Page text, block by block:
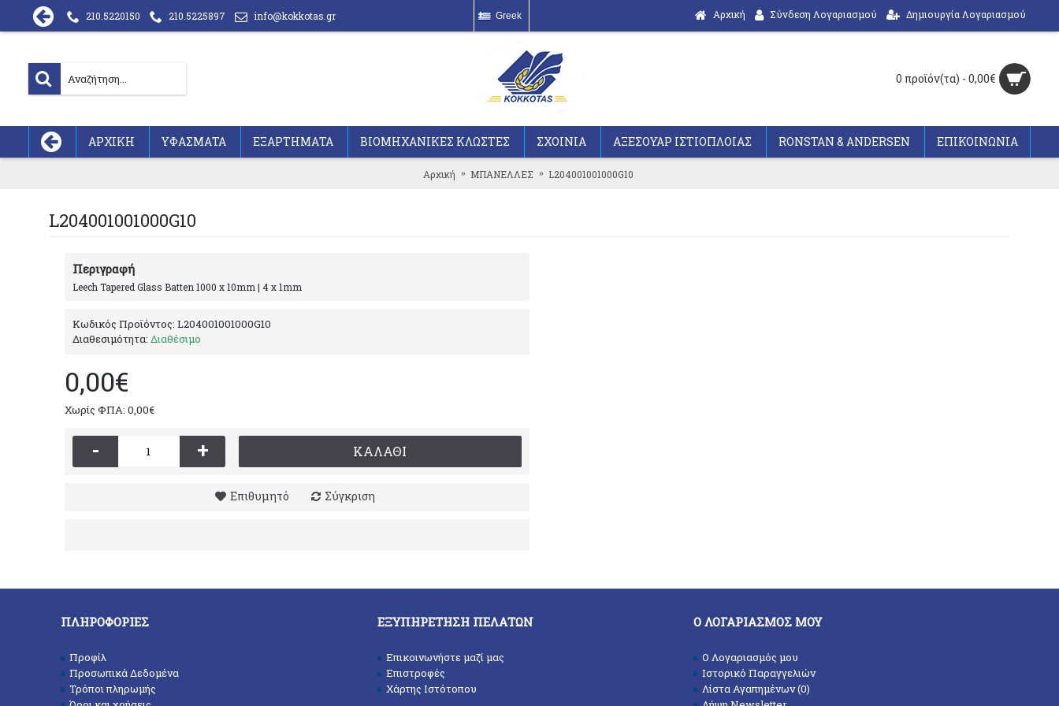
210.5220150 210.5225897 info@kokkotas.gr Greek Αρχική Σύνδεση Λογαριασμού Δημιουργία Λογαριασμού
0 προϊόν(τα) - 0,00€
ΑΡΧΙΚΗ ΥΦΑΣΜΑΤΑ ΕΞΑΡΤΗΜΑΤΑ ΒΙΟΜΗΧΑΝΙΚΕΣ ΚΛΩΣΤΕΣ ΣΧΟΙΝΙΑ ΑΞΕΣΟΥΑΡ ΙΣΤΙΟΠΛΟΙΑΣ RONSTAN & ANDERSEN ΕΠΙΚΟΙΝΩΝΙΑ
Αρχική ΜΠΑΝΕΛΛΕΣ L204001001000G10
L204001001000G10
Περιγραφή
Leech Tapered Glass Batten 1000 x 10mm | 4 x 1mm
Κωδικός Προϊόντος: L204001001000G10
Διαθεσιμότητα: Διαθέσιμο
0,00€
Χωρίς ΦΠΑ: 0,00€
- + ΚΑΛΆΘΙ
Επιθυμητό Σύγκριση
ΠΛΗΡΟΦΟΡΊΕΣ
Προφίλ
Προσωπικά Δεδομένα
Τρόποι πληρωμής
ΕΞΥΠΗΡΈΤΗΣΗ ΠΕΛΑΤΏΝ
Επικοινωνήστε μαζί μας
Επιστροφές
Χάρτης Ιστότοπου
Ο ΛΟΓΑΡΙΑΣΜΌΣ ΜΟΥ
O Λογαριασμός μου
Ιστορικό Παραγγελιών
Λίστα Αγαπημένων (0)